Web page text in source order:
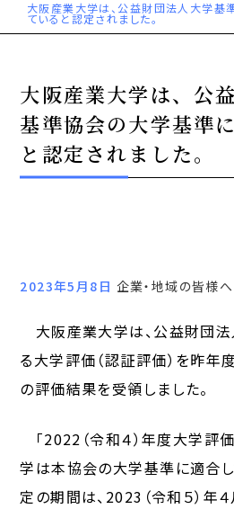
大阪産業大学は、公益財団法人大学基
ていると認定されました。
大阪産業大学は、公
基準協会の大学基準
と認定されました。
2023年5月8日 企業・地域の皆様へ
大阪産業大学は、公益財団
る大学評価（認証評価）を昨年
の評価結果を受領しました。
「2022（令和４）年度大学評
学は本協会の大学基準に適合し
定の期間は、2023（令和５）年